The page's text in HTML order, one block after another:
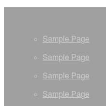
Sample Page
Sample Page
Sample Page
Sample Page